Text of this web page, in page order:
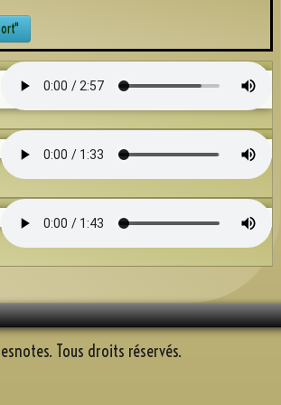
2025
Tous droits réservés.